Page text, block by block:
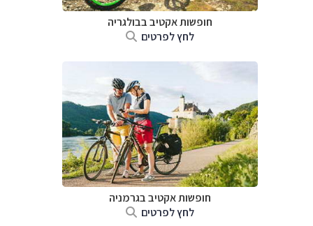
חופשות אקטיב בבולגריה
לחץ לפרטים
חופשות אקטיב בגרמניה
לחץ לפרטים